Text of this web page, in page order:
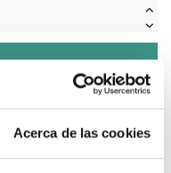
Acerca de las cookies
asesoramos